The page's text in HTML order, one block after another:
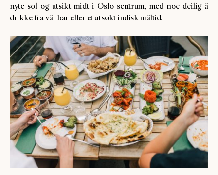
nyte sol og utsikt midt i Oslo sentrum, med noe deilig å
drikke fra vår bar eller et utsøkt indisk måltid.